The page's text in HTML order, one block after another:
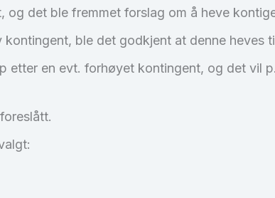
og det ble fremmet forslag om å heve
ble det godkjent at denne heves
etter en evt. forhøyet kontingent, og det vil